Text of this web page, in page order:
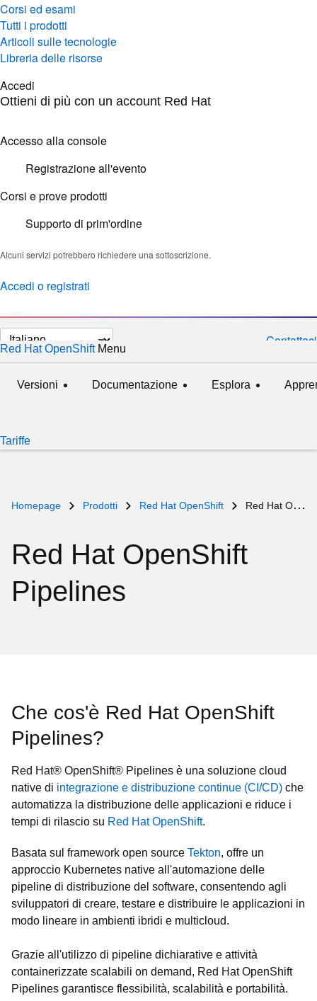
Corsi ed esami
Tutti i prodotti
Articoli sulle tecnologie
Libreria delle risorse
Accedi
Ottieni di più con un account Red Hat
Accesso alla console
Registrazione all'evento
Corsi e prove prodotti
Supporto di prim'ordine
Alcuni servizi potrebbero richiedere una sottoscrizione.
Accedi o registrati
Cambia
lingua
Contattaci
Red Hat OpenShift Menu
Versioni Documentazione Esplora
Tariffe
Homepage Prodotti Red Hat OpenShift Red Hat OpenShift Pipelines
Red Hat OpenShift
Pipelines
Che cos'è Red Hat OpenShift
Pipelines?
Red Hat® OpenShift® Pipelines è una soluzione cloud
native di integrazione e distribuzione continue (CI/CD) che
automatizza la distribuzione delle applicazioni e riduce i
tempi di rilascio su Red Hat OpenShift.
Basata sul framework open source Tekton, offre un
approccio Kubernetes native all'automazione delle
pipeline di distribuzione del software, consentendo agli
sviluppatori di creare, testare e distribuire le applicazioni in
modo lineare in ambienti ibridi e multicloud.
Grazie all'utilizzo di pipeline dichiarative e attività
containerizzate scalabili on demand, Red Hat OpenShift
Pipelines garantisce flessibilità, scalabilità e portabilità.